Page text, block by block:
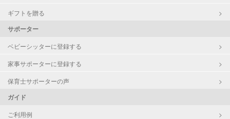
ギフトを贈る
サポーター
ベビーシッターに登録する
家事サポーターに登録する
保育士サポーターの声
ガイド
ご利用例